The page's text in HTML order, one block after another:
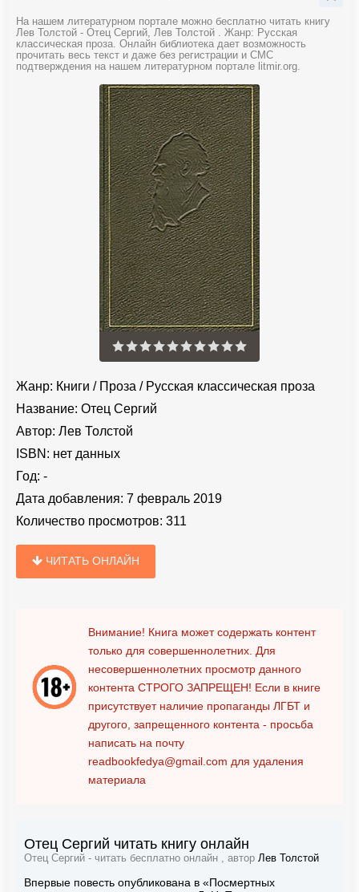
На нашем литературном портале можно бесплатно читать книгу
Лев Толстой - Отец Сергий, Лев Толстой . Жанр: Русская
классическая проза. Онлайн библиотека дает возможность
прочитать весь текст и даже без регистрации и СМС
подтверждения на нашем литературном портале litmir.org.
Жанр: Книги / Проза / Русская классическая проза
Название: Отец Сергий
Автор: Лев Толстой
ISBN: нет данных
Год: -
Дата добавления: 7 февраль 2019
Количество просмотров: 311
ЧИТАТЬ ОНЛАЙН
Внимание! Книга может содержать контент
только для совершеннолетних. Для
несовершеннолетних просмотр данного
контента СТРОГО ЗАПРЕЩЕН! Если в книге
присутствует наличие пропаганды ЛГБТ и
другого, запрещенного контента - просьба
написать на почту
readbookfedya@gmail.com для удаления
материала
Отец Сергий читать книгу онлайн
Отец Сергий - читать бесплатно онлайн , автор Лев Толстой
Впервые повесть опубликована в «Посмертных